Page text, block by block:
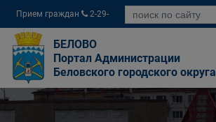
Прием граждан
2-29-
04
БЕЛОВО
Портал Администрации
Беловского городского округа